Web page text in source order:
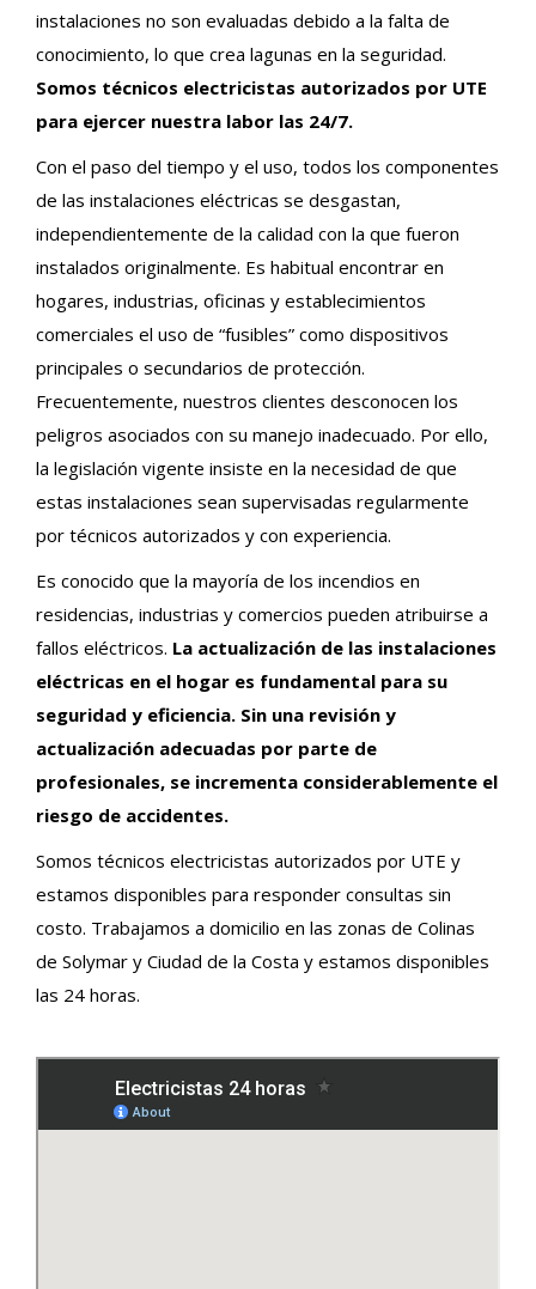
instalaciones no son evaluadas debido a la falta de
conocimiento, lo que crea lagunas en la seguridad.
Somos técnicos electricistas autorizados por UTE
para ejercer nuestra labor las 24/7.
Con el paso del tiempo y el uso, todos los componentes
de las instalaciones eléctricas se desgastan,
independientemente de la calidad con la que fueron
instalados originalmente. Es habitual encontrar en
hogares, industrias, oficinas y establecimientos
comerciales el uso de “fusibles” como dispositivos
principales o secundarios de protección.
Frecuentemente, nuestros clientes desconocen los
peligros asociados con su manejo inadecuado. Por ello,
la legislación vigente insiste en la necesidad de que
estas instalaciones sean supervisadas regularmente
por técnicos autorizados y con experiencia.
Es conocido que la mayoría de los incendios en
residencias, industrias y comercios pueden atribuirse a
fallos eléctricos. La actualización de las instalaciones
eléctricas en el hogar es fundamental para su
seguridad y eficiencia. Sin una revisión y
actualización adecuadas por parte de
profesionales, se incrementa considerablemente el
riesgo de accidentes.
Somos técnicos electricistas autorizados por UTE y
estamos disponibles para responder consultas sin
costo. Trabajamos a domicilio en las zonas de Colinas
de Solymar y Ciudad de la Costa y estamos disponibles
las 24 horas.